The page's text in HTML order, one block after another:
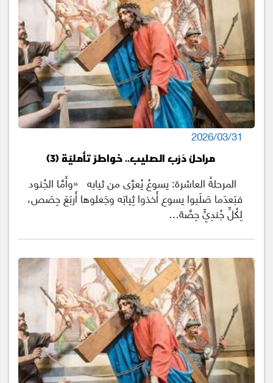
2026/03/31
مراحلُ دَرْب الصليب.. خواطرٌ تأمليّة (3)
المرحلةُ العاشرة: يسوعُ يُعرَّى من ثيابه «وأَمَّا الجُنود
فبَعدَما صَلَبوا يسوع أَخذوا ثِيابَه وجَعلوها أَربَعَ حِصَص،
لِكُلِّ جُندِيٍّ حِصَّة…